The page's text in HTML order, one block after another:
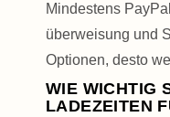
Mindestens
überweisung und
Optionen, desto
WIE WICHTIG
LADEZEITEN